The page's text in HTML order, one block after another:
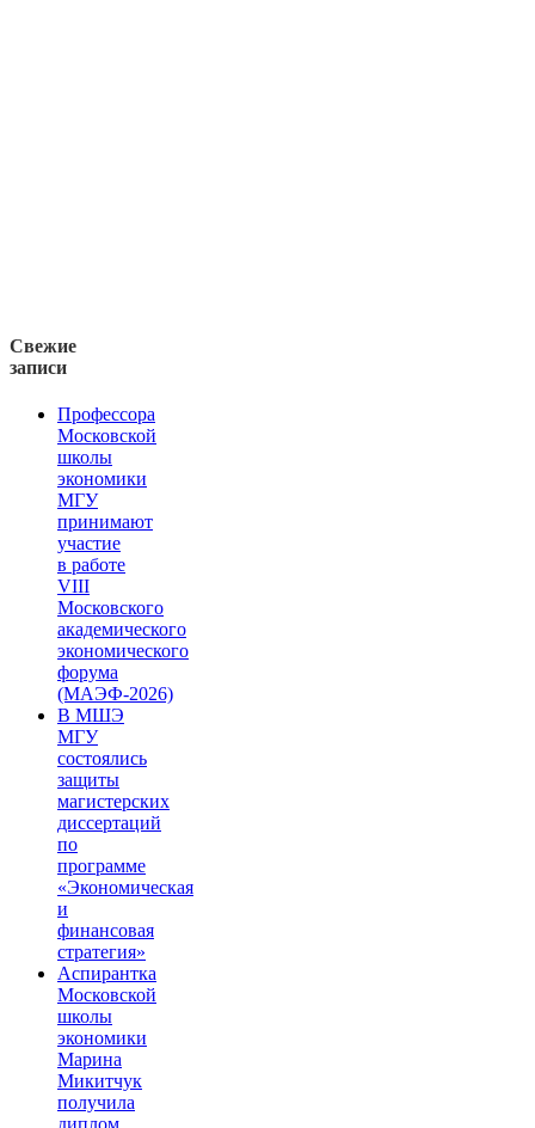
Свежие
записи
Профессора
Московской
школы
экономики
МГУ
принимают
участие
в работе
VIII
Московского
академического
экономического
форума
(МАЭФ-2026)
В МШЭ
МГУ
состоялись
защиты
магистерских
диссертаций
по
программе
«Экономическая
и
финансовая
стратегия»
Аспирантка
Московской
школы
экономики
Марина
Микитчук
получила